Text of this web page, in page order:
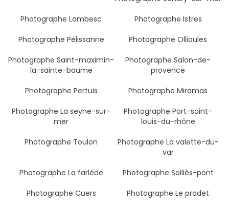
Photographe Lambesc
Photographe Istres
Photographe Pélissanne
Photographe Ollioules
Photographe Saint-maximin-
la-sainte-baume
Photographe Salon-de-
provence
Photographe Pertuis
Photographe Miramas
Photographe La seyne-sur-
mer
Photographe Port-saint-
louis-du-rhône
Photographe Toulon
Photographe La valette-du-
var
Photographe La farlède
Photographe Solliès-pont
Photographe Cuers
Photographe Le pradet